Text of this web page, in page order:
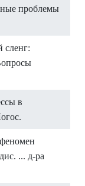
проблемы
сленг:
в
... д-ра